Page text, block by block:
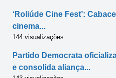
‘Roliúde Cine Fest’:
cinema...
144 visualizações
Partido Democrata
e consolida aliança...